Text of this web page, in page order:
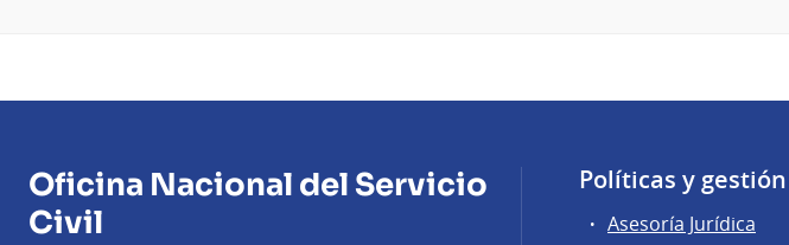
Oficina Nacional del Servicio
Civil
Políticas y gestión
Asesoría Jurídica